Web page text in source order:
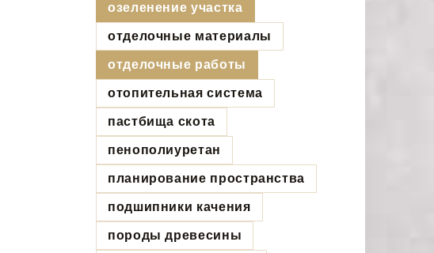
озеленение участка
отделочные материалы
отделочные работы
отопительная система
пастбища скота
пенополиуретан
планирование пространства
подшипники качения
породы древесины